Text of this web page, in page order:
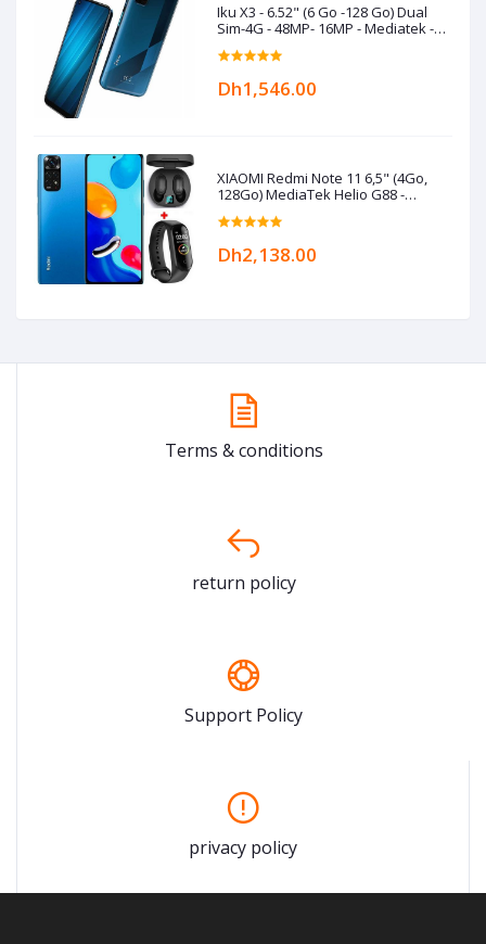
Iku X3 - 6.52" (6 Go -128 Go) Dual
Sim-4G - 48MP- 16MP - Mediatek -
5000 mAh- Bleu
Dh1,546.00
XIAOMI Redmi Note 11 6,5" (4Go,
128Go) MediaTek Helio G88 -
50MP/8MP+Kit+Band- Bleu
Dh2,138.00
Terms & conditions
return policy
Support Policy
privacy policy